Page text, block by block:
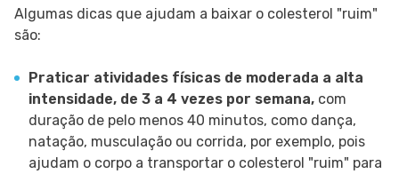
Algumas dicas que ajudam a baixar o colesterol "ruim"
são:
Praticar atividades físicas de moderada a alta
intensidade, de 3 a 4 vezes por semana, com
duração de pelo menos 40 minutos, como dança,
natação, musculação ou corrida, por exemplo, pois
ajudam o corpo a transportar o colesterol "ruim" para